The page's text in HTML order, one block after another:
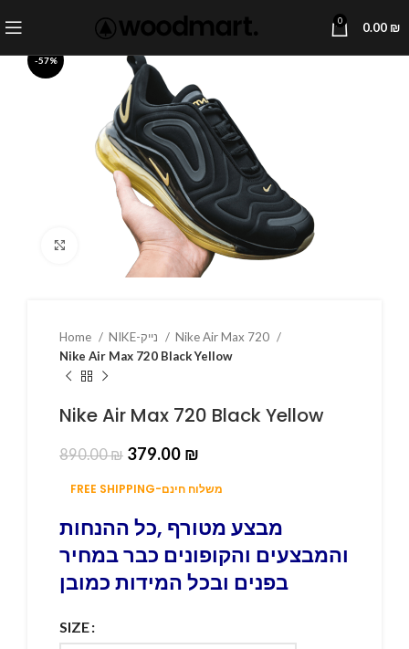
0 0.00 ₪
-57%
Click to enlarge
Home
Nike Air Max 720
Nike Air Max 720 Black Yellow
Nike Air Max 720 Black Yellow
890.00₪ 379.00 ₪
FREE SHIPPING-משלוח חינם
מבצע מטורף ,כל ההנחות
והמבצעים והקופונים כבר במחיר
בפנים ובכל המידות כמובן
SIZE